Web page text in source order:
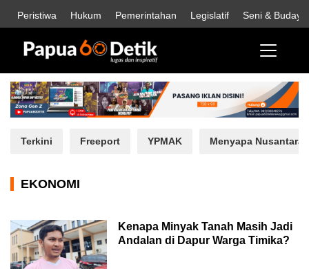
Peristiwa Hukum Pemerintahan Legislatif Seni & Budaya
Terkini Freeport YPMAK Menyapa Nusantara
EKONOMI
Kenapa Minyak Tanah Masih Jadi
Andalan di Dapur Warga Timika?